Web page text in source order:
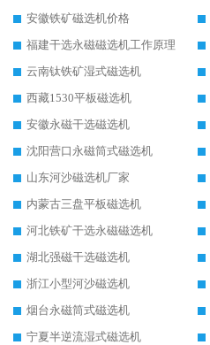
安徽铁矿磁选机价格
福建干选永磁磁选机工作原理
云南钛铁矿湿式磁选机
西藏1530平板磁选机
安徽永磁干选磁选机
沈阳营口永磁筒式磁选机
山东河沙磁选机厂家
内蒙古三盘平板磁选机
河北铁矿干选永磁磁选机
湖北强磁干选磁选机
浙江小型河沙磁选机
烟台永磁筒式磁选机
宁夏半逆流湿式磁选机